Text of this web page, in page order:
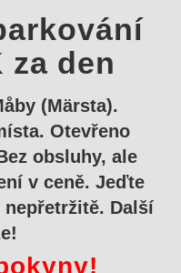
za den
(Märsta).
Otevřeno
obsluhy, ale
v ceně. Jeďte
Další